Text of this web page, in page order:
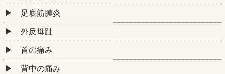
足底筋膜炎
外反母趾
首の痛み
背中の痛み